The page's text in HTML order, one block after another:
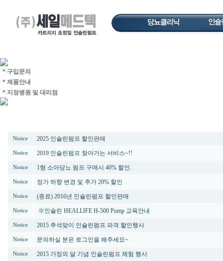
* 구입문의
* 제품안내
* 지정병원 및 대리점
Notice 2025 인슐린펌프 할인판매
Notice 2019 인슐린펌프 찾아가는 서비스~!!
Notice 1형 소아당뇨 펌프 구매시 40% 할인.
Notice 정가 하향 변경 및 추가 20% 할인
Notice (종료) 2016년 인슐린펌프 할인판매
Notice ※인슐린 HEALLIFE H-500 Pump 교육안내
Notice 2015 추석맞이 인슐린펌프 파격 할인행사
Notice 문의하실 분은 로그인을 해주세요~
Notice 2015 가정의 달 기념 인슐린펌프 체험 행사